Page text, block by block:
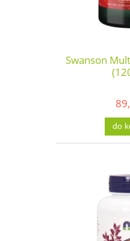
Swanson
do